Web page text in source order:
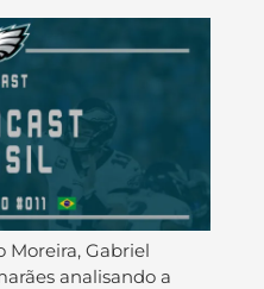
Moreira, Gabriel
analisando a